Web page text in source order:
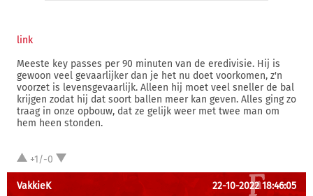
link
Meeste key passes per 90 minuten van de eredivisie. Hij is
gewoon veel gevaarlijker dan je het nu doet voorkomen, z'n
voorzet is levensgevaarlijk. Alleen hij moet veel sneller de bal
krijgen zodat hij dat soort ballen meer kan geven. Alles ging zo
traag in onze opbouw, dat ze gelijk weer met twee man om
hem heen stonden.
+1/-0
VakkieK 22-10-2022 18:46:05